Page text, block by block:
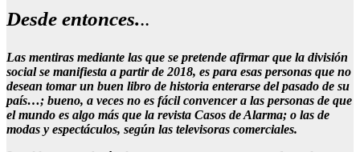
Desde entonces...
Las mentiras mediante las que se pretende afirmar que la división
social se manifiesta a partir de 2018, es para esas personas que no
desean tomar un buen libro de historia enterarse del pasado de su
país…; bueno, a veces no es fácil convencer a las personas de que
el mundo es algo más que la revista Casos de Alarma; o las de
modas y espectáculos, según las televisoras comerciales.